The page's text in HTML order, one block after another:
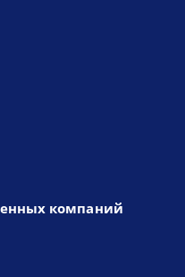
компаний